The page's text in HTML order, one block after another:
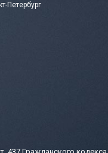
Петербург
Гражданского кодекса